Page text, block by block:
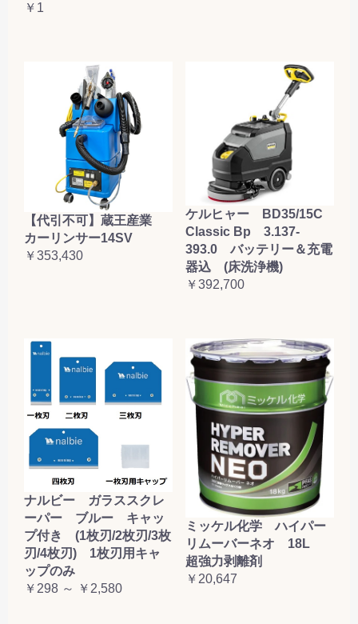
￥1
【代引不可】蔵王産業
カーリンサー14SV
￥353,430
ケルヒャー BD35/15C
Classic Bp 3.137-
393.0 バッテリー＆充電
器込 (床洗浄機)
￥392,700
ナルビー ガラススクレ
ーパー ブルー キャッ
プ付き (1枚刃/2枚刃/3枚
刃/4枚刃) 1枚刃用キャ
ップのみ
￥298 ～ ￥2,580
ミッケル化学 ハイパー
リムーバーネオ 18L
超強力剥離剤
￥20,647